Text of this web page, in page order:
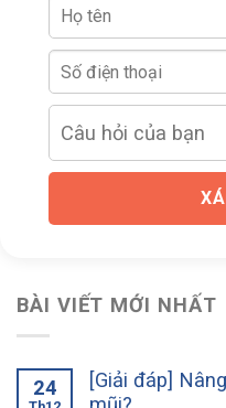
BÀI VIẾT MỚI NHẤT
24
[Giải đáp]